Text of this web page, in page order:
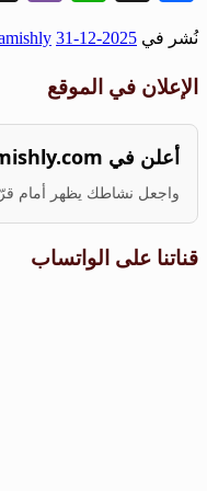
نُشر في 2025-12-31
الإعلان في الموقع
أعلن في Qamishly.com
واجعل نشاطك يظهر أمام
قناتنا على الواتساب